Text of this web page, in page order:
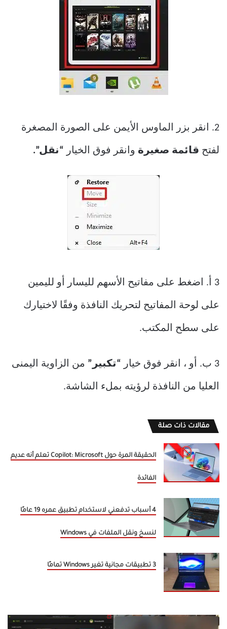
2. انقر بزر الماوس الأيمن على الصورة المصغرة
لفتح قائمة صغيرة وانقر فوق الخيار “نقل”.
3 أ. اضغط على مفاتيح الأسهم لليسار أو لليمين
على لوحة المفاتيح لتحريك النافذة وفقًا لاختيارك
على سطح المكتب.
3 ب. أو ، انقر فوق خيار “تكبير” من الزاوية اليمنى
العليا من النافذة لرؤيته بملء الشاشة.
مقالات ذات صلة
الحقيقة المرة حول Copilot: Microsoft تعلم أنه عديم
الفائدة
4 أسباب تدفعني لاستخدام تطبيق عمره 19 عامًا
لنسخ ونقل الملفات في Windows
3 تطبيقات مجانية تغير Windows تمامًا